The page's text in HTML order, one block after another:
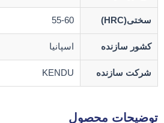
سختی(HRC) 55-60
کشور سازنده اسپانیا
شرکت سازنده KENDU
توضیحات محصول